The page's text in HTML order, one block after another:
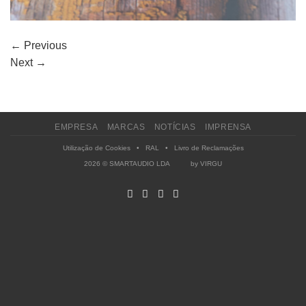
← Previous
Next →
EMPRESA MARCAS NOTÍCIAS IMPRENSA
Utilização de Cookies• RAL • Livro de Reclamações
2026 © SMARTAUDIO LDA by VIRGU